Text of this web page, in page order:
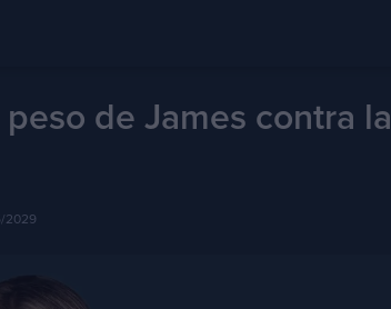
de James contra la
2029